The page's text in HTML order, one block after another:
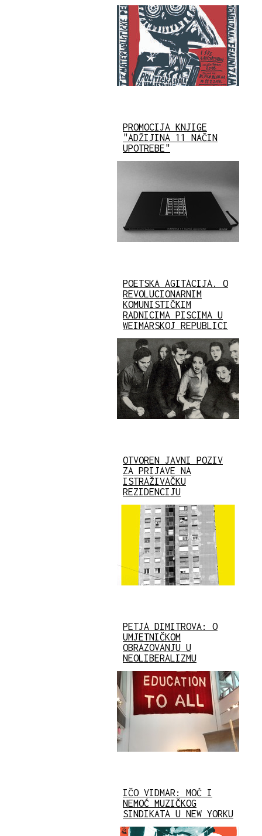
PROMOCIJA KNJIGE
"ADŽIJINA 11 NAČIN
UPOTREBE"
POETSKA AGITACIJA. O
REVOLUCIONARNIM
KOMUNISTIČKIM
RADNICIMA PISCIMA U
WEIMARSKOJ REPUBLICI
OTVOREN JAVNI POZIV
ZA PRIJAVE NA
ISTRAŽIVAČKU
REZIDENCIJU
PETJA DIMITROVA: O
UMJETNIČKOM
OBRAZOVANJU U
NEOLIBERALIZMU
IČO VIDMAR: MOĆ I
NEMOĆ MUZIČKOG
SINDIKATA U NEW YORKU